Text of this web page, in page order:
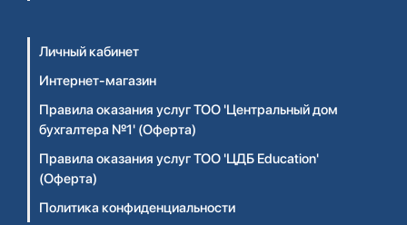
Личный кабинет
Интернет-магазин
Правила оказания услуг ТОО 'Центральный дом
бухгалтера №1' (Оферта)
Правила оказания услуг ТОО 'ЦДБ Education'
(Оферта)
Политика конфиденциальности